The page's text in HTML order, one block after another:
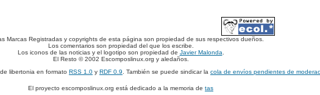
Marcas Registradas y copyrights de esta página son propiedad de sus respectivos dueños.
Los comentarios son propiedad del que los escribe.
Los iconos de las noticias y el logotipo son propiedad de Javier Malonda
El Resto © 2002 Escomposlinux.org y aledaños.
libertonia en formato RSS 1.0 y RDF 0.9 . También se puede sindicar la cola de envíos pendientes de
El proyecto escomposlinux.org está dedicado a la memoria de tas